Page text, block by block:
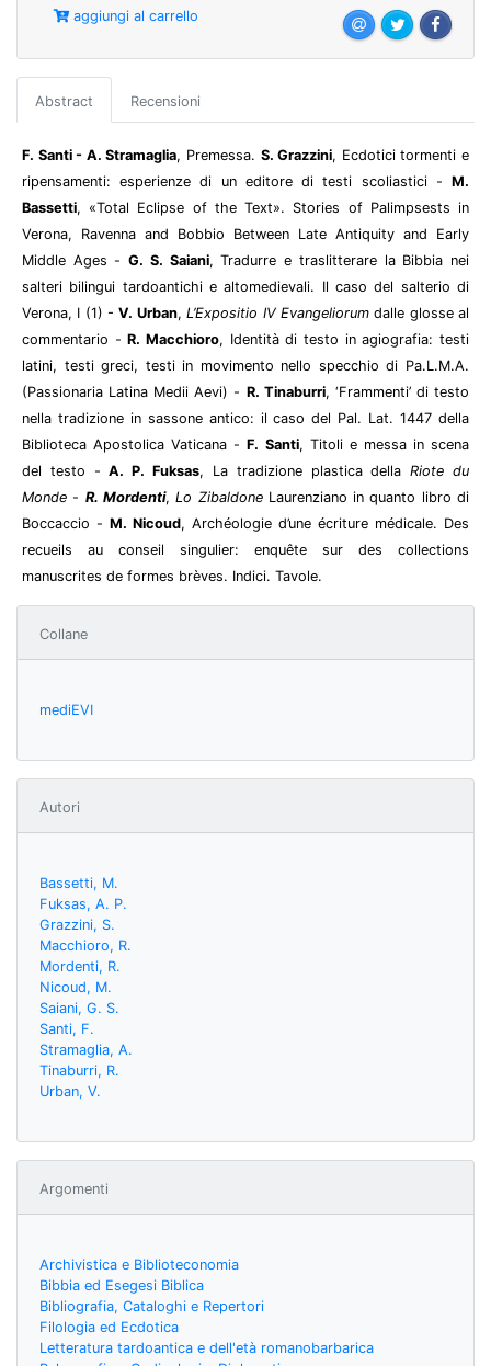
aggiungi al carrello
Abstract Recensioni
F. Santi- A. Stramaglia, Premessa. S. Grazzini, Ecdotici tormenti e
ripensamenti: esperienze di un editore di testi scoliastici - M.
Bassetti, «Total Eclipse of the Text». Stories of Palimpsests in
Verona, Ravenna and Bobbio Between Late Antiquity and Early
Middle Ages -G. S. Saiani, Tradurre e traslitterare la Bibbia nei
salteri bilingui tardoantichi e altomedievali. Il caso del salterio di
Verona, I (1) -V. Urban,L’Expositio IV Evangeliorum dalle glosse al
commentario -R. Macchioro, Identità di testo in agiografia: testi
latini, testi greci, testi in movimento nello specchio di Pa.L.M.A.
(Passionaria Latina Medii Aevi) - R. Tinaburri, ‘Frammenti’ di testo
nella tradizione in sassone antico: il caso del Pal. Lat. 1447 della
Biblioteca Apostolica Vaticana -F. Santi, Titoli e messa in scena
del testo -A. P. Fuksas, La tradizione plastica dellaRiote du
Monde - R. Mordenti,Lo ZibaldoneLaurenziano in quanto libro di
Boccaccio - M. Nicoud, Archéologie d’une écriture médicale. Des
recueils au conseil singulier: enquête sur des collections
manuscrites de formes brèves. Indici. Tavole.
Collane
mediEVI
Autori
Bassetti, M.
Fuksas, A. P.
Grazzini, S.
Macchioro, R.
Mordenti, R.
Nicoud, M.
Saiani, G. S.
Santi, F.
Stramaglia, A.
Tinaburri, R.
Urban, V.
Argomenti
Archivistica e Biblioteconomia
Bibbia ed Esegesi Biblica
Bibliografia, Cataloghi e Repertori
Filologia ed Ecdotica
Letteratura tardoantica e dell'età romanobarbarica